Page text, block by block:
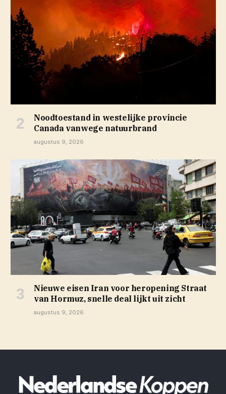
Noodtoestand in westelijke provincie
Canada vanwege natuurbrand
augustus 9, 2026
Nieuwe eisen Iran voor heropening Straat
van Hormuz, snelle deal lijkt uit zicht
augustus 9, 2026